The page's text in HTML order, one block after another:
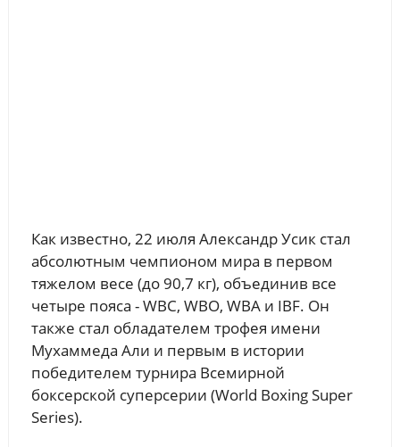
Как известно, 22 июля Александр Усик стал
абсолютным чемпионом мира в первом
тяжелом весе (до 90,7 кг), объединив все
четыре пояса - WBC, WBO, WBA и IBF. Он
также стал обладателем трофея имени
Мухаммеда Али и первым в истории
победителем турнира Всемирной
боксерской суперсерии (World Boxing Super
Series).